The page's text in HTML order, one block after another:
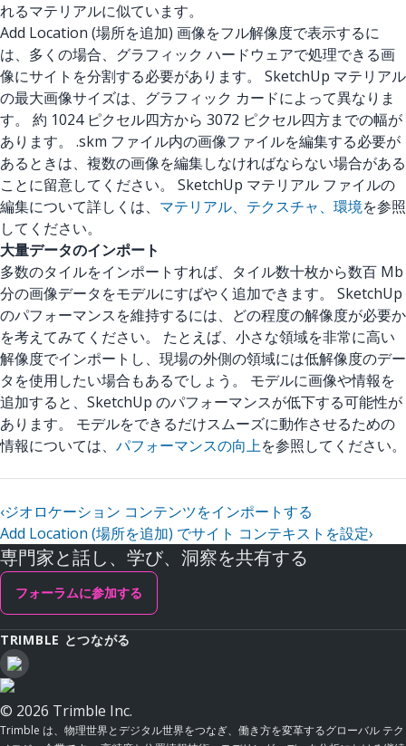
れるマテリアルに似ています。
Add Location (場所を追加) 画像をフル解像度で表示するに
は、多くの場合、グラフィック ハードウェアで処理できる画
像にサイトを分割する必要があります。 SketchUp マテリアル
の最大画像サイズは、グラフィック カードによって異なりま
す。 約 1024 ピクセル四方から 3072 ピクセル四方までの幅が
あります。 .skm ファイル内の画像ファイルを編集する必要が
あるときは、複数の画像を編集しなければならない場合がある
ことに留意してください。 SketchUp マテリアル ファイルの
編集について詳しくは、 マテリアル、テクスチャ、環境を参照
してください。
大量データのインポート
多数のタイルをインポートすれば、タイル数十枚から数百 Mb
分の画像データをモデルにすばやく追加できます。 SketchUp
のパフォーマンスを維持するには、どの程度の解像度が必要か
を考えてみてください。 たとえば、小さな領域を非常に高い
解像度でインポートし、現場の外側の領域には低解像度のデー
タを使用したい場合もあるでしょう。 モデルに画像や情報を
追加すると、SketchUp のパフォーマンスが低下する可能性が
あります。 モデルをできるだけスムーズに動作させるための
情報については、 パフォーマンスの向上を参照してください。
‹ジオロケーション コンテンツをインポートする
Add Location (場所を追加) でサイト コンテキストを設定›
専門家と話し、学び、洞察を共有する
フォーラムに参加する
TRIMBLE とつながる
© 2026 Trimble Inc.
Trimble は、物理世界とデジタル世界をつなぎ、働き方を変革するグローバル テク